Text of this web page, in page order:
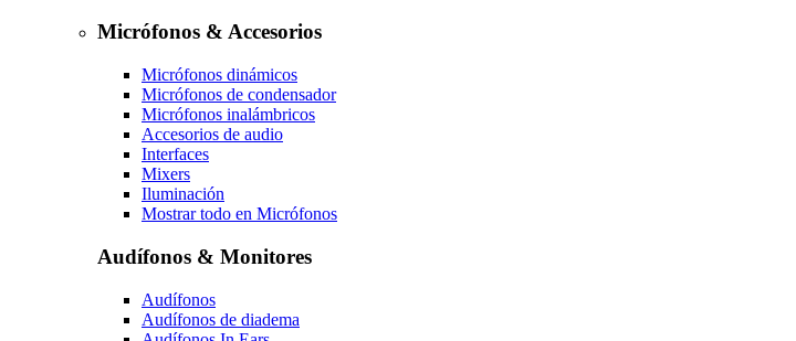
Micrófonos & Accesorios
Micrófonos dinámicos
Micrófonos de condensador
Micrófonos inalámbricos
Accesorios de audio
Interfaces
Mixers
Iluminación
Mostrar todo en Micrófonos
Audífonos & Monitores
Audífonos
Audífonos de diadema